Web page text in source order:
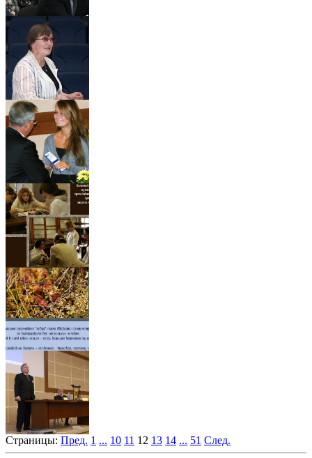
Страницы: Пред. 1 ... 10 11 12 13 14 ... 51 След.